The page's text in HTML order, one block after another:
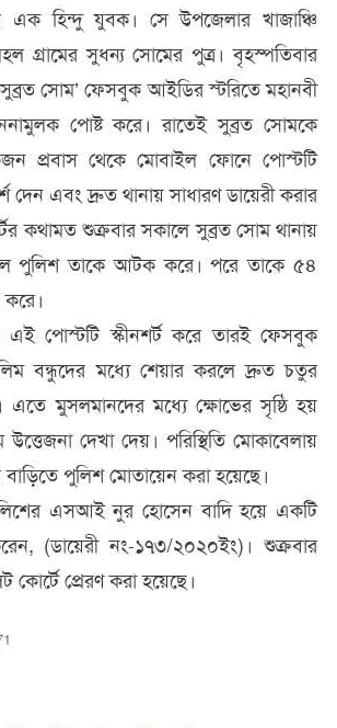
যুবক!
এক হিন্দু যুবক। সে উপজেলার খাজাঞ্চি
গ্রামের সুধন্য সোমের পুত্র। বৃহস্পতিবার
সোম’ ফেসবুক আইডির স্টরিতে মহানবী
পোষ্ট করে। রাতেই সুব্রত সোমকে
প্রবাস থেকে মোবাইল ফোনে পোস্টটি
দেন এবং দ্রুত থানায় সাধারণ ডায়েরী করার
কথামত শুক্রবার সকালে সুব্রত সোম থানায়
পুলিশ তাকে আটক করে। পরে তাকে ৫৪
করে।
পোস্টটি স্কীনশর্ট করে তারই ফেসবুক
বন্ধুদের মধ্যে শেয়ার করলে দ্রুত চতুর
এতে মুসলমানদের মধ্যে ক্ষোভের সৃষ্ঠি হয়
দেখা দেয়। পরিস্থিতি মোকাবেলায়
পুলিশ মোতায়েন করা হয়েছে।
এসআই নুর হোসেন বাদি হয়ে একটি
(ডায়েরী নং-১৭৩/২০২০ইং)। শুক্রবার
কোর্টে প্রেরণ করা হয়েছে।